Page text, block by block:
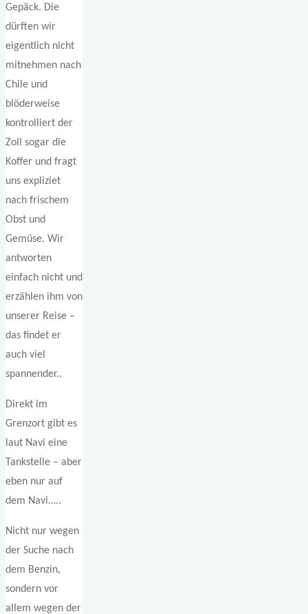
Gepäck. Die
dürften wir
eigentlich nicht
mitnehmen nach
Chile und
blöderweise
kontrolliert der
Zoll sogar die
Koffer und fragt
uns expliziet
nach frischem
Obst und
Gemüse. Wir
antworten
einfach nicht und
erzählen ihm von
unserer Reise –
das findet er
auch viel
spannender..
Direkt im
Grenzort gibt es
laut Navi eine
Tankstelle – aber
eben nur auf
dem Navi…..
Nicht nur wegen
der Suche nach
dem Benzin,
sondern vor
allem wegen der